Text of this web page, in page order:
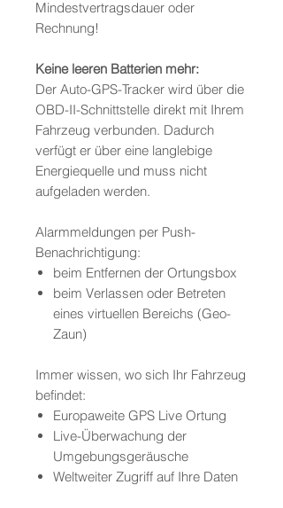
Mindestvertragsdauer oder
Rechnung!
Keine leeren Batterien mehr:
Der Auto-GPS-Tracker wird über die
OBD-II-Schnittstelle direkt mit Ihrem
Fahrzeug verbunden. Dadurch
verfügt er über eine langlebige
Energiequelle und muss nicht
aufgeladen werden.
Alarmmeldungen per Push-
Benachrichtigung:
beim Entfernen der Ortungsbox
beim Verlassen oder Betreten
eines virtuellen Bereichs (Geo-
Zaun)
Immer wissen, wo sich Ihr Fahrzeug
befindet:
Europaweite GPS Live Ortung
Live-Überwachung der
Umgebungsgeräusche
Weltweiter Zugriff auf Ihre Daten